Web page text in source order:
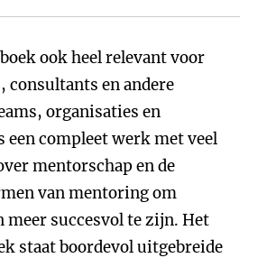
ook heel relevant voor
consultants en andere
organisaties en
compleet werk met veel
mentorschap en de
van mentoring om
meer succesvol te zijn. Het
staat boordevol uitgebreide